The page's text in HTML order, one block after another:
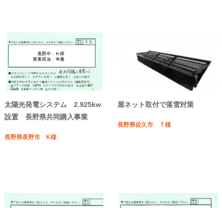
太陽光発電システム 2.925kw
設置 長野県共同購入事業
長野県長野市 K様
屋ネット取付で落雪対策
長野県佐久市 Ｔ様